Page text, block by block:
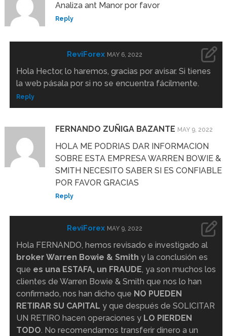
Analiza ant Manor por favor
Reply
ReviForex MAY 6, 2022
Hola Hector, lo haremos, gracias por avisar. Si tienes
la web pásala por si no se encuentra fácilmente.
Reply
FERNANDO ZUÑIGA BAZANTE MAY 9, 2022
HOLA ME PODRIAS DAR INFORMACION
SOBRE ESTA EMPRESA WARREN BOWIE &
SMITH NECESITO SABER SI ES CONFIABLE
POR FAVOR GRACIAS
Reply
ReviForex MAY 9, 2022
Hola FERNANDO, hemos revisado e investigado al
broker Warren Bowie & Smith y la conclusión es
que es una ESTAFA, un FRAUDE, ya son muchos los
clientes de Warren Bowie & Smith que nos lo han
confirmado, nos han dicho que NO PUEDEN
RETIRAR SU CAPITAL y que después de SOLICITAR
UN RETIRO hacen operaciones y LO PIERDEN
TODO. No recomendamos transferir dinero a un